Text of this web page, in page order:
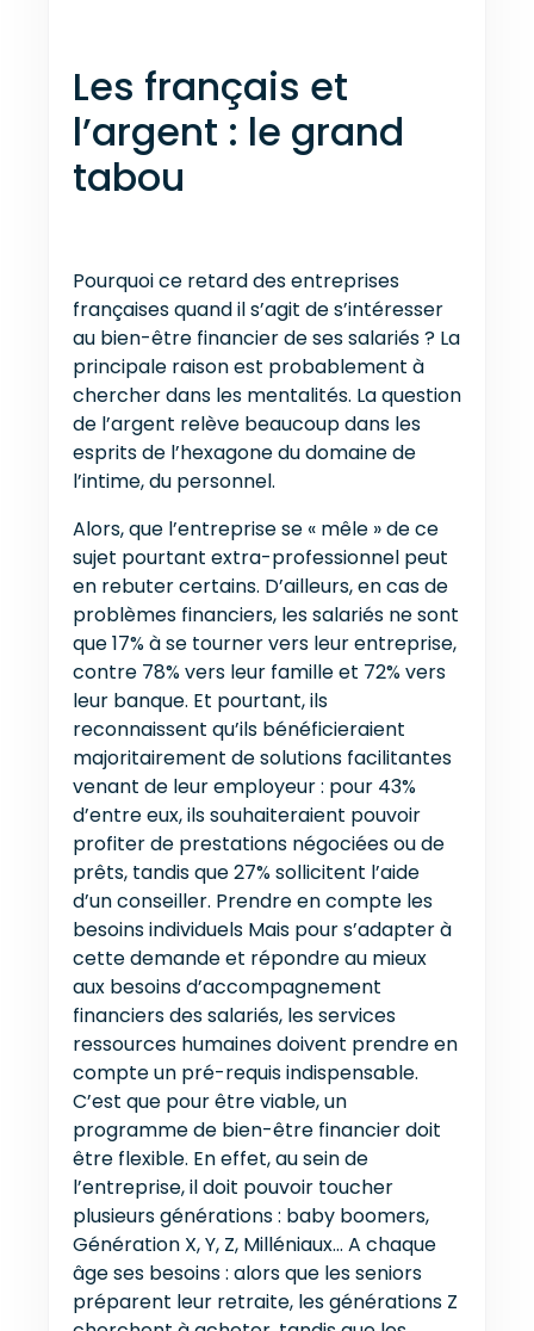
Les français et
l’argent : le grand
tabou
Pourquoi ce retard des entreprises
françaises quand il s’agit de s’intéresser
au bien-être financier de ses salariés ? La
principale raison est probablement à
chercher dans les mentalités. La question
de l’argent relève beaucoup dans les
esprits de l’hexagone du domaine de
l’intime, du personnel.
Alors, que l’entreprise se « mêle » de ce
sujet pourtant extra-professionnel peut
en rebuter certains. D’ailleurs, en cas de
problèmes financiers, les salariés ne sont
que 17% à se tourner vers leur entreprise,
contre 78% vers leur famille et 72% vers
leur banque. Et pourtant, ils
reconnaissent qu’ils bénéficieraient
majoritairement de solutions facilitantes
venant de leur employeur : pour 43%
d’entre eux, ils souhaiteraient pouvoir
profiter de prestations négociées ou de
prêts, tandis que 27% sollicitent l’aide
d’un conseiller. Prendre en compte les
besoins individuels Mais pour s’adapter à
cette demande et répondre au mieux
aux besoins d’accompagnement
financiers des salariés, les services
ressources humaines doivent prendre en
compte un pré-requis indispensable.
C’est que pour être viable, un
programme de bien-être financier doit
être flexible. En effet, au sein de
l’entreprise, il doit pouvoir toucher
plusieurs générations : baby boomers,
Génération X, Y, Z, Milléniaux… A chaque
âge ses besoins : alors que les seniors
préparent leur retraite, les générations Z